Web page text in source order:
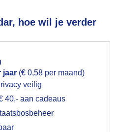
hoe wil je verder
jaar (€ 0,58 per maand)
veilig
40,- aan cadeaus
gebruiken voor het
akkoord op hebt gegeven,
up uit je browser waarin